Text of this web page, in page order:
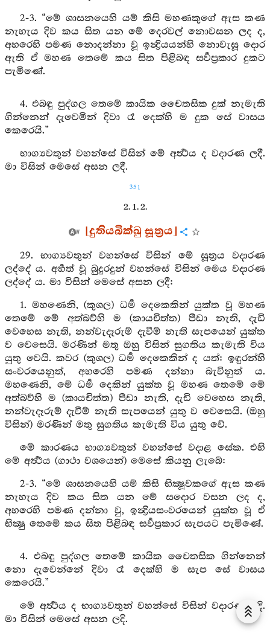
2-3. “මේ ශාසනයෙහි යම් කිසි මහණකුගේ ඇස කණ
නැහැය දිව කය සිත යන මේ දෙරවල් නොවසන ලද ද,
අහරෙහි පමණ නොදන්නා වූ ඉන්‍ද්‍රියයන්හි නොවැසූ දොර
ඇති ඒ මහණ තෙමේ කය සිත පිළිබඳ සර්‍වප්‍රකාර දුකට
පැමිණේ.
4. එබඳු පුද්ගල තෙමේ කායික චෛතසික දුක් නැමැති
ගින්නෙන් දැවෙමින් දිවා රෑ දෙක්හි ම දුක සේ වාසය
කෙරෙයි.”
භාග්‍යවතුන් වහන්සේ විසින් මේ අර්‍ත්‍ථය ද වදාරණ ලදී.
මා විසින් මෙසේ අසන ලදී.
351
2. 1. 2.
[දුතියබික්ඛු සූත්‍රය]
29. භාග්‍යවතුන් වහන්සේ විසින් මේ සූත්‍රය වදාරණ
ලද්දේ ය. අර්‍හත් වූ බුදුරදුන් වහන්සේ විසින් මෙය වදාරණ
ලද්දේ ය. මා විසින් මෙසේ අසන ලදී:
1. මහණෙනි, (කුශල) ධර්‍ම දෙකෙකින් යුක්ත වූ මහණ
තෙමේ මේ අත්බව්හි ම (කායචිත්ත) පීඩා නැති, දැඩි
වෙහෙස නැති, නන්වැදෑරුම් දැවීම් නැති සැපයෙන් යුක්ත
ව වෙසෙයි. මරණින් මතු ඔහු විසින් සුගතිය කැමැති විය
යුතු වෙයි. කවර (කුශල) ධර්‍ම දෙකෙකින් ද යත්: ඉඳුරන්හි
සංවරයෙනුත්, අහරෙහි පමණ දන්නා බැවිනුත් ය.
මහණෙනි, මේ ධර්‍ම දෙකින් යුක්ත වූ මහණ තෙමේ මේ
අත්බව්හි ම (කායචිත්ත) පීඩා නැති, දැඩි වෙහෙස නැති,
නන්වැදෑරුම් දැවීම් නැති සැපයෙන් යුතු ව වෙසෙයි. (ඔහු
විසින්) මරණින් මතු සුගතිය කැමැති විය යුතු වේ.
මේ කාරණය භාග්‍යවතුන් වහන්සේ වදාළ සේක. එහි
මේ අර්‍ත්‍ථය (ගාථා වශයෙන්) මෙසේ කියනු ලැබේ:
2-3. “මේ ශාසනයෙහි යම් කිසි භික්‍ෂූවකගේ ඇස කණ
නැහැය දිව කය සිත යන මේ සදොර වසන ලද ද,
අහරෙහි පමණ දන්නා වු, ඉන්‍ද්‍රියසංවරයෙන් යුක්ත වූ ඒ
භික්‍ෂු තෙමේ කය සිත පිළිබඳ සර්‍වප්‍රකාර සැපයට පැමිණේ.
4. එබඳු පුද්ගල තෙමේ කායික චෛතසික ගින්නෙන්
නො දැවෙන්නේ දිවා රෑ දෙක්හි ම සැප සේ වාසය
කෙරෙයි.”
මේ අර්‍ත්‍ථය ද භාග්‍යවතුන් වහන්සේ විසින් වදාරණ ලදි.
මා විසින් මෙසේ අසන ලදි.